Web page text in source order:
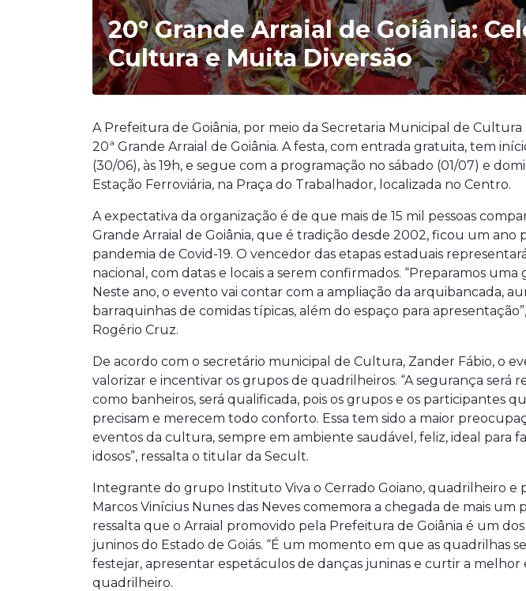
20º Grande Arraial de Goiânia:
Cultura e Muita Diversão
A Prefeitura de Goiânia, por meio da Secretaria Municipal de
20ª Grande Arraial de Goiânia. A festa, com entrada gratuita, tem
(30/06), às 19h, e segue com a programação no sábado (01/07) e
Estação Ferroviária, na Praça do Trabalhador, localizada no Centro.
A expectativa da organização é de que mais de 15 mil pessoas
Grande Arraial de Goiânia, que é tradição desde 2002, ficou um ano
pandemia de Covid-19. O vencedor das etapas estaduais
nacional, com datas e locais a serem confirmados. “Preparamos
Neste ano, o evento vai contar com a ampliação da arquibancada,
barraquinhas de comidas típicas, além do espaço para
Rogério Cruz.
De acordo com o secretário municipal de Cultura, Zander Fábio, o
valorizar e incentivar os grupos de quadrilheiros. “A segurança será
como banheiros, será qualificada, pois os grupos e os participantes
precisam e merecem todo conforto. Essa tem sido a maior
eventos da cultura, sempre em ambiente saudável, feliz, ideal para
idosos”, ressalta o titular da Secult.
Integrante do grupo Instituto Viva o Cerrado Goiano, quadrilheiro
Marcos Vinícius Nunes das Neves comemora a chegada de mais um
ressalta que o Arraial promovido pela Prefeitura de Goiânia é um
juninos do Estado de Goiás. “É um momento em que as quadrilhas
festejar, apresentar espetáculos de danças juninas e curtir a melhor
quadrilheiro.